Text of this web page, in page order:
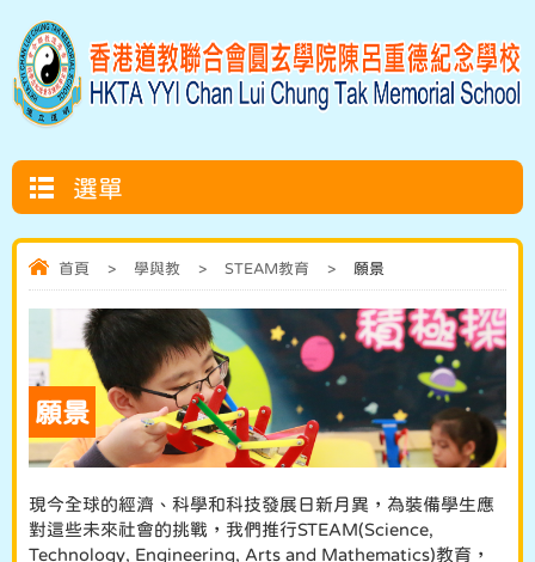
選單
首頁 > 學與教 > STEAM教育 > 願景
願景
現今全球的經濟、科學和科技發展日新月異，為裝備學生應
對這些未來社會的挑戰，我們推行STEAM(Science,
Technology, Engineering, Arts and Mathematics)教育，